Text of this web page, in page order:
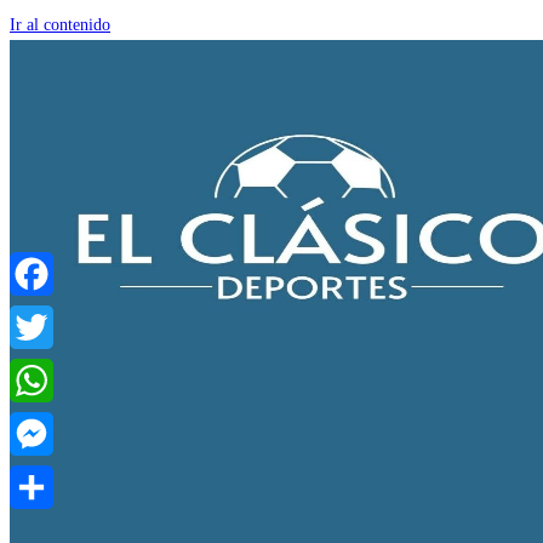
Ir al contenido
Facebook
Twitter
WhatsApp
Messenger